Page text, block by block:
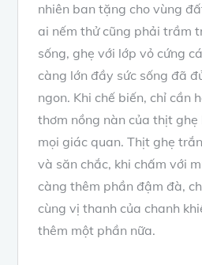
nhiên ban tặng cho vùng
ai nếm thử cũng phải trầm
sống, ghẹ với lớp vỏ cứng
càng lớn đầy sức sống đã
ngon. Khi chế biến, chỉ cần
thơm nồng nàn của thịt
mọi giác quan. Thịt ghẹ
và săn chắc, khi chấm với
càng thêm phần đậm đà,
cùng vị thanh của chanh
thêm một phần nữa.